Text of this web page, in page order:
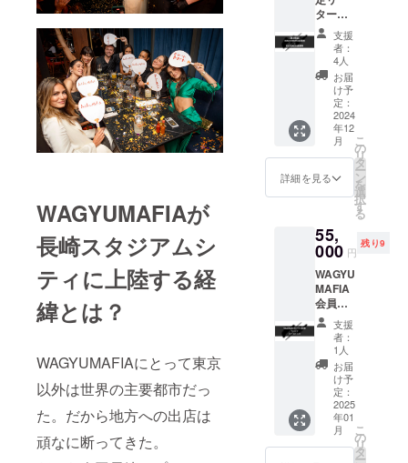
WAGYUMAFIAが
長崎スタジアムシ
ティに上陸する経
緯とは？
WAGYUMAFIAにとって東京
以外は世界の主要都市だっ
た。だから地方への出店は
頑なに断ってきた。
田、堀
江サイ
ン入り1
員権の
お渡し
はご本
人様へ
のお渡
しのみ
になり
ます。
WAGYU
MAFIA
初回ご
予約時
のお食
事の際
にお渡
し致し
ます。
※WAGY
UMAFI
A会員専
Facebo
okグ
ター
ン！
【WAG
YUMAF
IA会員
権＋BIG
WAGお
食事
券】
WAGYU
MAFIA
全世界
会員店
権。
BIG
WAG1
個お食
事券 ※
バー
ガーの
ご提供
WAGYU
MAFIA
DISTRI
CTのみ
となり
ます。
※会員権
支援
者：
4人
お届
け予
定：
2024
年12
月
詳細を見る
こ
の
リ
タ
ー
ン
を
選
択
す
る
55,
000 円
残り9
WAGYU
MAFIA
会員権
＋
NAGAS
AKIオー
プン記
念Tシャ
WAGYU
MAFIA
全世界
会員店
支援
者：
1人
お届
け予
定：
2025
年01
月
こ
の
リ
タ
ー